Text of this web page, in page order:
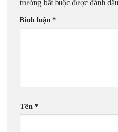
trường bắt buộc được đánh dấu
Bình luận *
Tên *